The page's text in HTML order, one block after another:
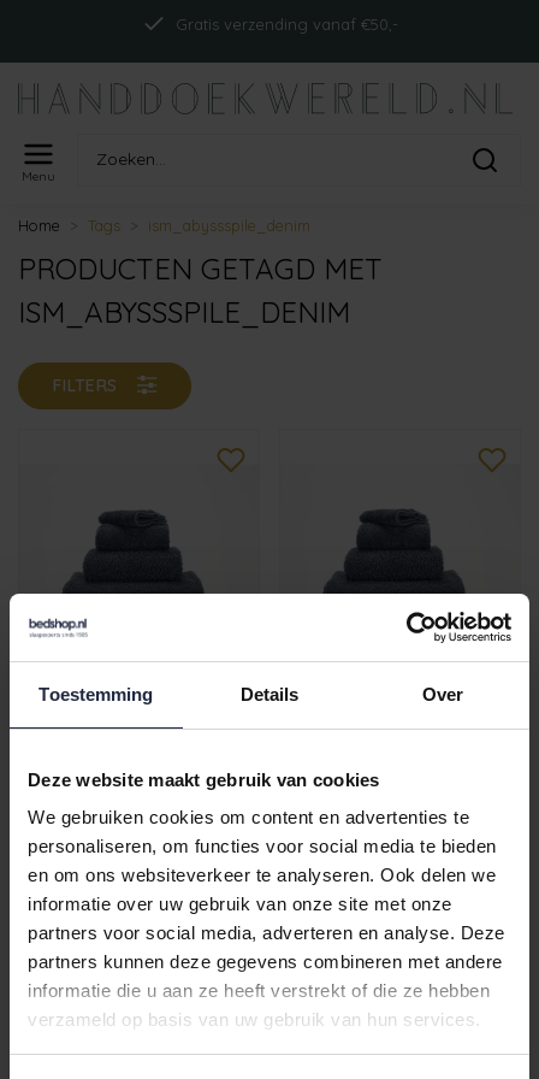
Toestemming Details Over
Deze website maakt gebruik van cookies
We gebruiken cookies om content en advertenties te
personaliseren, om functies voor social media te bieden
en om ons websiteverkeer te analyseren. Ook delen we
informatie over uw gebruik van onze site met onze
partners voor social media, adverteren en analyse. Deze
partners kunnen deze gegevens combineren met andere
informatie die u aan ze heeft verstrekt of die ze hebben
verzameld op basis van uw gebruik van hun services.
Gratis verzending vanaf €50,-
Menu
Home Tags ism_abyssspile_denim
PRODUCTEN GETAGD MET
ISM_ABYSSSPILE_DENIM
FILTERS
Abyss & Habidecor
Super Pile Douchelaken
Abyss & Habidecor